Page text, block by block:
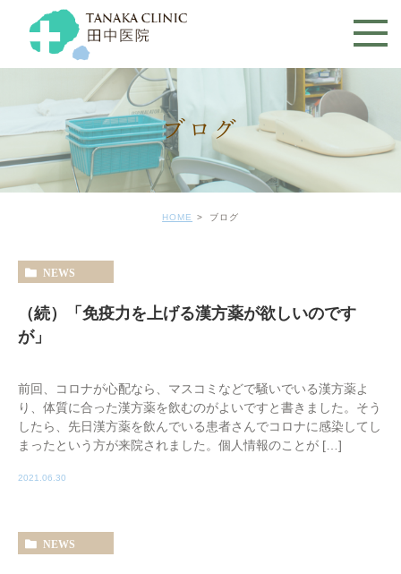
ブログ
HOME ブログ
NEWS
（続）「免疫力を上げる漢方薬が欲しいのです
が」
前回、コロナが心配なら、マスコミなどで騒いでいる漢方薬よ
り、体質に合った漢方薬を飲むのがよいですと書きました。そう
したら、先日漢方薬を飲んでいる患者さんでコロナに感染してし
まったという方が来院されました。個人情報のことが […]
2021.06.30
NEWS